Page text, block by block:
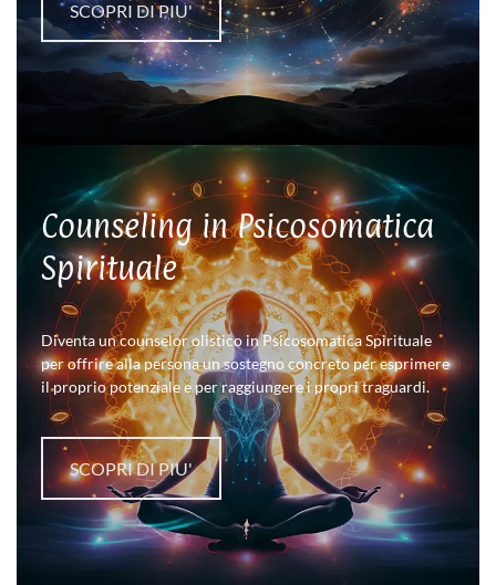
SCOPRI DI PIU'
Counseling in Psicosomatica
Spirituale
Diventa un counselor olistico in Psicosomatica Spirituale
per offrire alla persona un sostegno concreto per esprimere
il proprio potenziale e per raggiungere i propri traguardi.
SCOPRI DI PIU'